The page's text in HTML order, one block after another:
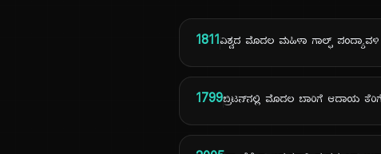
1811ವಿಶ್ವದ ಮೊದಲ ಮಹಿಳಾ ಗಾಲ್ಫ್ ಪಂದ್ಯಾವಳಿ
1799ಬ್ರಿಟನ್‌ನಲ್ಲಿ ಮೊದಲ ಬಾರಿಗೆ ಆದಾಯ